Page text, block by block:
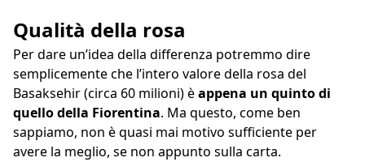
Qualità della rosa
Per dare un’idea della differenza potremmo dire
semplicemente che l’intero valore della rosa del
Basaksehir (circa 60 milioni) èappena un quinto di
quello della Fiorentina. Ma questo, come ben
sappiamo, non è quasi mai motivo sufficiente per
avere la meglio, se non appunto sulla carta.